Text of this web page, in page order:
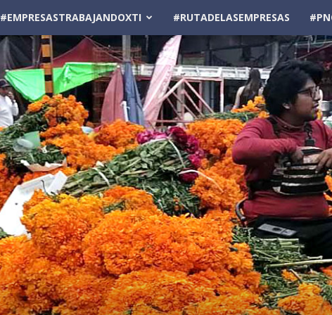
#EMPRESASTRABAJANDOXTI #RUTADELASEMPRESAS